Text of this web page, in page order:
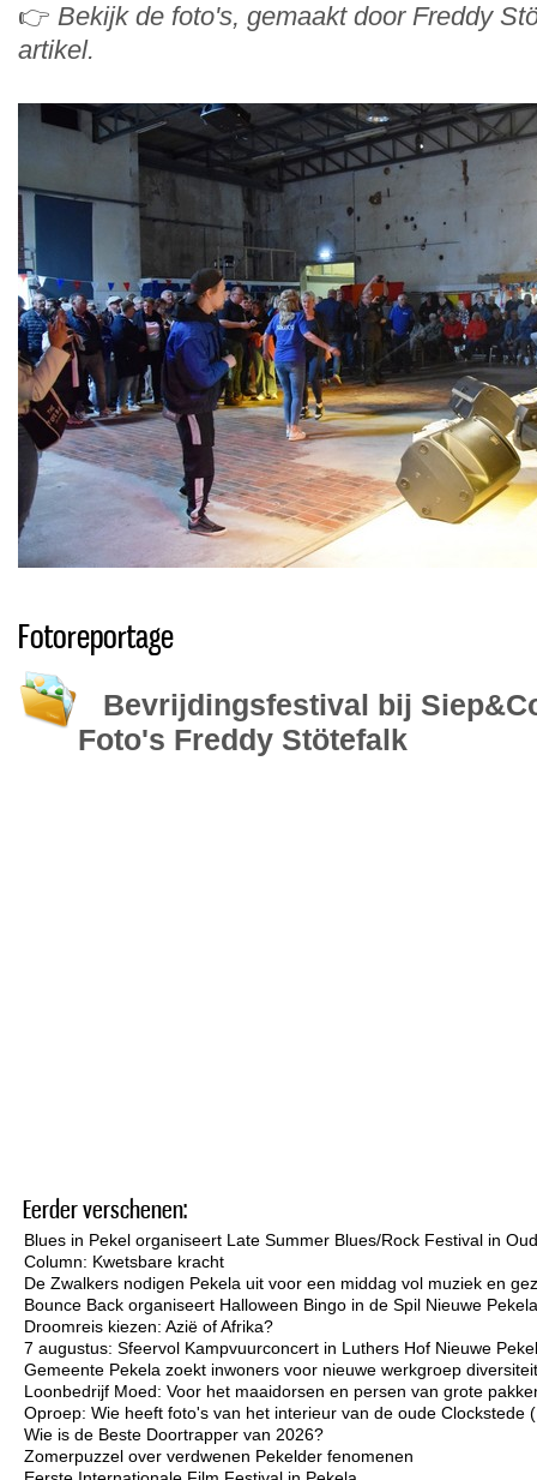
👉 Bekijk de foto's, gemaakt door Freddy
artikel.
Fotoreportage
Bevrijdingsfestival bij
Foto's Freddy Stötefalk
Eerder verschenen:
Blues in Pekel organiseert Late Summer Blues/Rock Festival in
Column: Kwetsbare kracht
De Zwalkers nodigen Pekela uit voor een middag vol muziek en
Bounce Back organiseert Halloween Bingo in de Spil Nieuwe Pekela
Droomreis kiezen: Azië of Afrika?
7 augustus: Sfeervol Kampvuurconcert in Luthers Hof Nieuwe
Gemeente Pekela zoekt inwoners voor nieuwe werkgroep
Loonbedrijf Moed: Voor het maaidorsen en persen van grote
Oproep: Wie heeft foto's van het interieur van de oude Clockstede
Wie is de Beste Doortrapper van 2026?
Zomerpuzzel over verdwenen Pekelder fenomenen